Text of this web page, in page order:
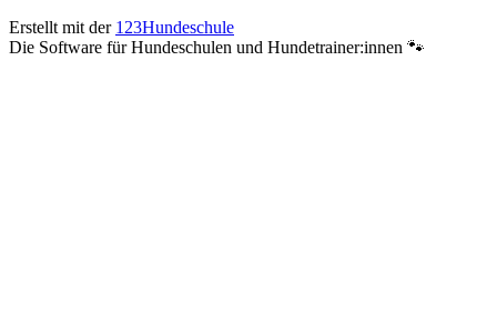
Erstellt mit der 123Hundeschule
Die Software für Hundeschulen und Hundetrainer:innen 🐾